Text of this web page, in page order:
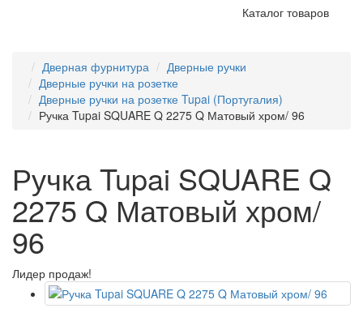
Каталог товаров
Дверная фурнитура
Дверные ручки
Дверные ручки на розетке
Дверные ручки на розетке Tupai (Португалия)
Ручка Tupai SQUARE Q 2275 Q Матовый хром/ 96
Ручка Tupai SQUARE Q
2275 Q Матовый хром/
96
Лидер продаж!